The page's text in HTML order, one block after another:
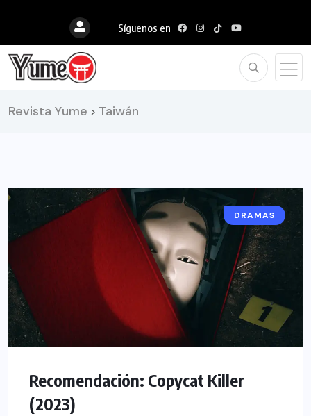
Síguenos en
Revista Yume > Taiwán
DRAMAS
Recomendación: Copycat Killer
(2023)